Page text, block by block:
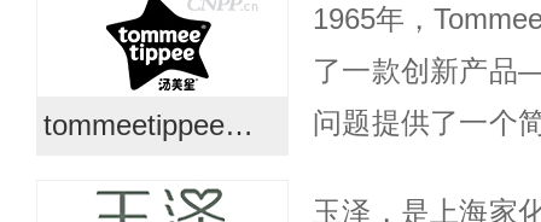
家庭提供创新性
入更加健康...
tommeetippee汤美星
1965年，
了一款创新产品
问题提供了一个
玉泽，是上海家